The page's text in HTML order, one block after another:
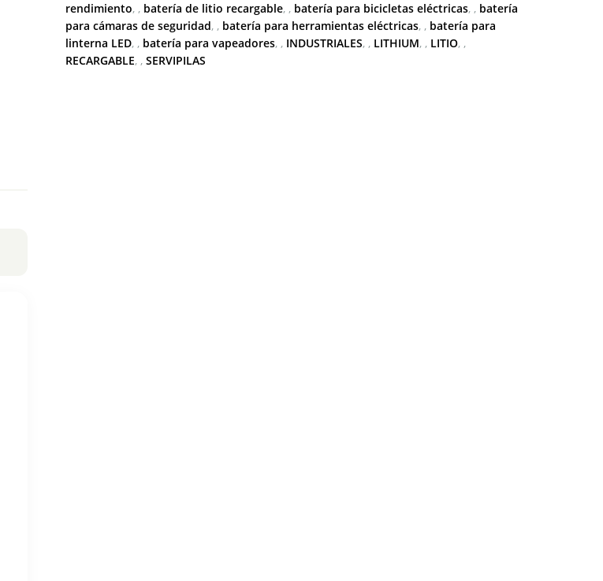
rendimiento , batería de litio recargable , batería para bicicletas eléctricas , batería
para cámaras de seguridad , batería para herramientas eléctricas , batería para
linterna LED , batería para vapeadores , INDUSTRIALES , LITHIUM , LITIO ,
RECARGABLE , SERVIPILAS